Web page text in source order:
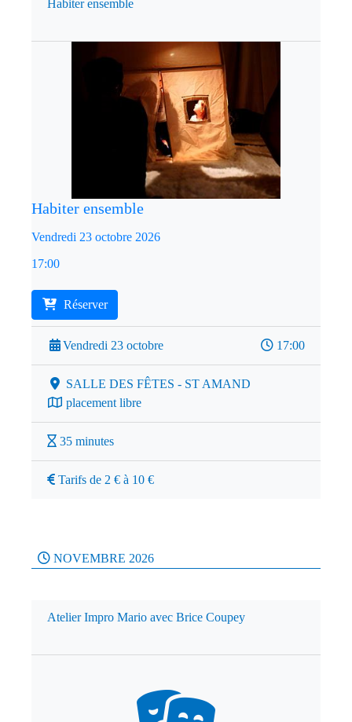
Habiter ensemble
Habiter ensemble
Vendredi 23 octobre 2026
17:00
Réserver
Vendredi 23 octobre 17:00
SALLE DES FÊTES - ST AMAND
placement libre
35 minutes
Tarifs de 2 € à 10 €
NOVEMBRE 2026
Atelier Impro Mario avec Brice Coupey